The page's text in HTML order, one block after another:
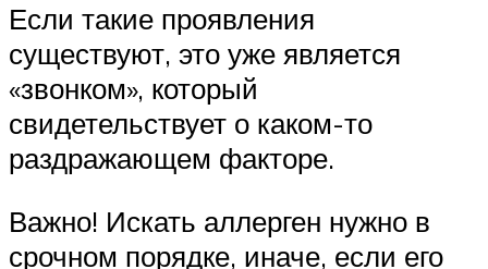
Если такие проявления
существуют, это уже является
«звонком», который
свидетельствует о каком-то
раздражающем факторе.
Важно! Искать аллерген нужно в
срочном порядке, иначе, если его